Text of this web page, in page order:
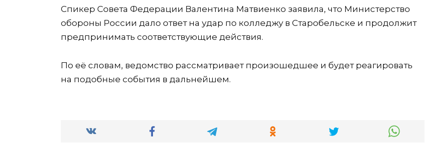
Спикер Совета Федерации Валентина Матвиенко заявила, что Министерство
обороны России дало ответ на удар по колледжу в Старобельске и продолжит
предпринимать соответствующие действия.
По её словам, ведомство рассматривает произошедшее и будет реагировать
на подобные события в дальнейшем.